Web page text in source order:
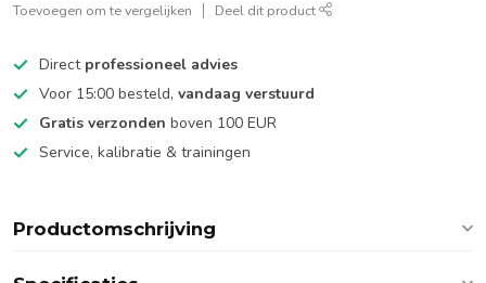
Toevoegen om te vergelijken Deel dit product
Direct professioneel advies
Voor 15:00 besteld, vandaag verstuurd
Gratis verzonden boven 100 EUR
Service, kalibratie & trainingen
Productomschrijving